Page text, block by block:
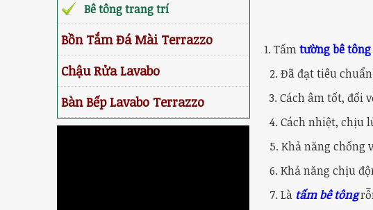
Bê tông trang trí
Bồn Tắm Đá Mài Terrazzo
Chậu Rửa Lavabo
Bàn Bếp Lavabo Terrazzo
1. Tấmtường bê
2. Đã đạt tiêu
3. Cách âm tốt, đối
4. Cách nhiệt, chịu
5. Khả năng chống
6. Khả năng chịu
7. Là tấm bê tông